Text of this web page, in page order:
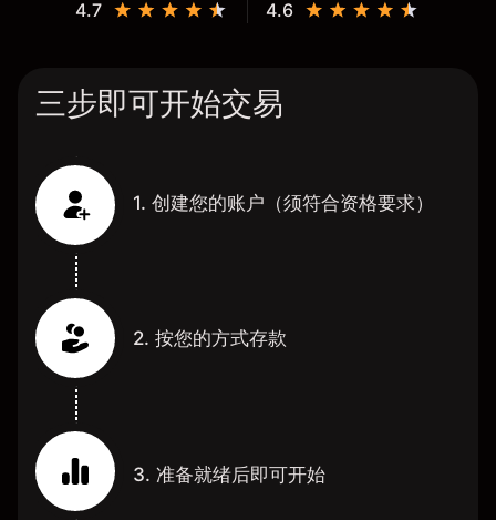
4.7 4.6
三步即可开始交易
1. 创建您的账户（须符合资格要求）
2. 按您的方式存款
3. 准备就绪后即可开始